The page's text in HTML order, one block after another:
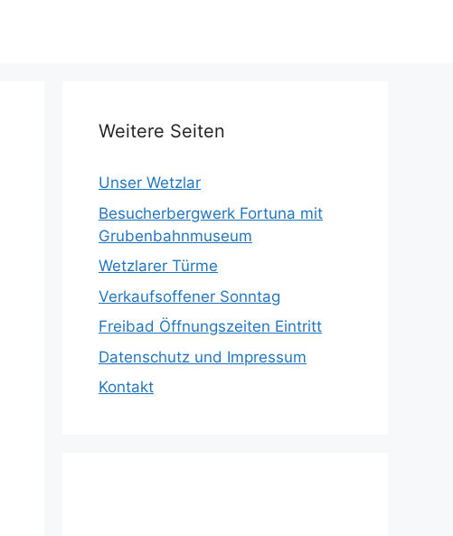
Weitere Seiten
Unser Wetzlar
Besucherbergwerk Fortuna mit
Grubenbahnmuseum
Wetzlarer Türme
Verkaufsoffener Sonntag
Freibad Öffnungszeiten Eintritt
Datenschutz und Impressum
Kontakt